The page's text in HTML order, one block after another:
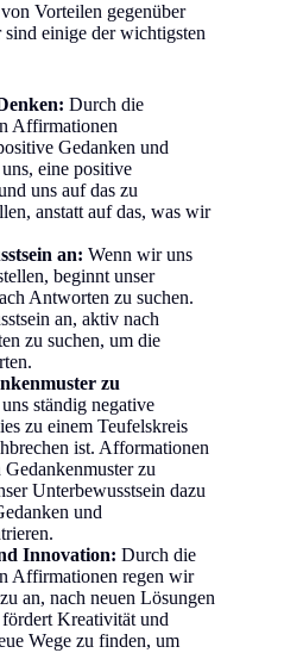
Vorteilen gegenüber
einige der wichtigsten
Durch die
Affirmationen
Gedanken und
eine positive
uns auf das zu
anstatt auf das, was wir
an: Wenn wir uns
beginnt unser
Antworten zu suchen.
an, aktiv nach
zu suchen, um die
zu
ständig negative
zu einem Teufelskreis
ist. Afformationen
zu
Unterbewusstsein dazu
und
Innovation: Durch die
Affirmationen regen wir
an, nach neuen Lösungen
Kreativität und
Wege zu finden, um